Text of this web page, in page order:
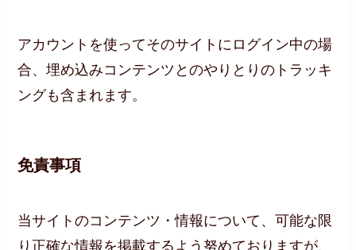
アカウントを使ってそのサイトにログイン中の場
合、埋め込みコンテンツとのやりとりのトラッキ
ングも含まれます。
免責事項
当サイトのコンテンツ・情報について、可能な限
り正確な情報を掲載するよう努めておりますが、